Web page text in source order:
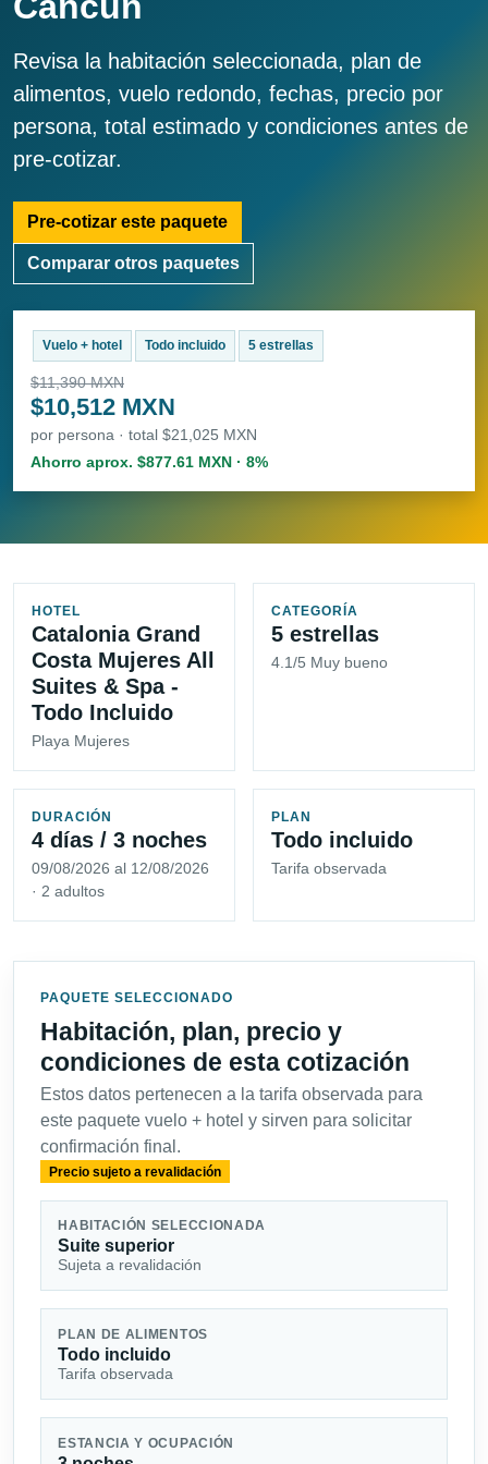
Revisa la habitación seleccionada, plan de
alimentos, vuelo redondo, fechas, precio por
persona, total estimado y condiciones antes de
pre-cotizar.
Pre-cotizar este paquete
Comparar otros paquetes
Vuelo + hotel Todo incluido 5 estrellas
$11,390 MXN
$10,512 MXN
por persona · total $21,025 MXN
Ahorro aprox. $877.61 MXN · 8%
HOTEL
Catalonia Grand
Costa Mujeres All
Suites & Spa -
Todo Incluido
Playa Mujeres
CATEGORÍA
5 estrellas
4.1/5 Muy bueno
DURACIÓN
4 días / 3 noches
09/08/2026 al 12/08/2026
· 2 adultos
PLAN
Todo incluido
Tarifa observada
PAQUETE SELECCIONADO
Habitación, plan, precio y
condiciones de esta cotización
Estos datos pertenecen a la tarifa observada para
este paquete vuelo + hotel y sirven para solicitar
confirmación final.
Precio sujeto a revalidación
HABITACIÓN SELECCIONADA
Suite superior
Sujeta a revalidación
PLAN DE ALIMENTOS
Todo incluido
Tarifa observada
ESTANCIA Y OCUPACIÓN